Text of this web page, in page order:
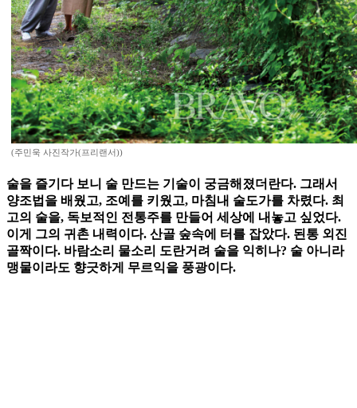
(주민욱 사진작가(프리랜서))
술을 즐기다 보니 술 만드는 기술이 궁금해졌더란다. 그래서
양조법을 배웠고, 조예를 키웠고, 마침내 술도가를 차렸다. 최
고의 술을, 독보적인 전통주를 만들어 세상에 내놓고 싶었다.
이게 그의 귀촌 내력이다. 산골 숲속에 터를 잡았다. 된통 외진
골짝이다. 바람소리 물소리 도란거려 술을 익히나? 술 아니라
맹물이라도 향긋하게 무르익을 풍광이다.